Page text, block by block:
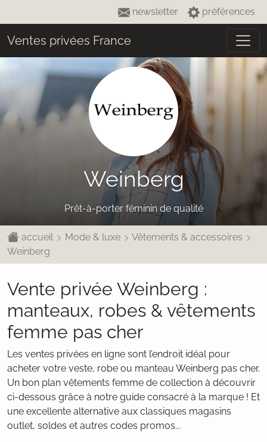
newsletter préférences
Ventes privées France
Weinberg
Prêt-à-porter féminin de qualité
accueil Mode & luxe
Vêtements & accessoires
Weinberg
Vente privée Weinberg :
manteaux, robes & vêtements
femme pas cher
Les ventes privées en ligne sont l’endroit idéal pour
acheter votre veste, robe ou manteau Weinberg pas cher.
Un bon plan vêtements femme de collection à découvrir
ci-dessous grâce à notre guide consacré à la marque ! Et
une excellente alternative aux classiques magasins
outlet, soldes et autres codes promos...